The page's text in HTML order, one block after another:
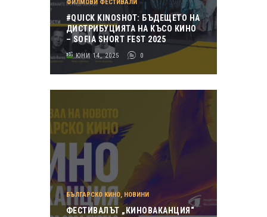
ФИЛМОВИ ФЕСТИВАЛИ
#QUICK KINOSHOT: БЪДЕЩЕТО НА
ДИСТРИБУЦИЯТА НА КЪСО КИНО
– SOFIA SHORT FEST 2025
ЮНИ 14, 2025 0
БЪЛГАРСКО КИНО, НОВИНИ
ФЕСТИВАЛЪТ „КИНОВАКАНЦИЯ“